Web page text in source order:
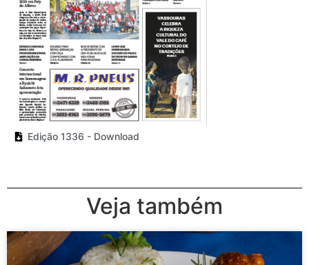
Edição 1336 - Download
Veja também